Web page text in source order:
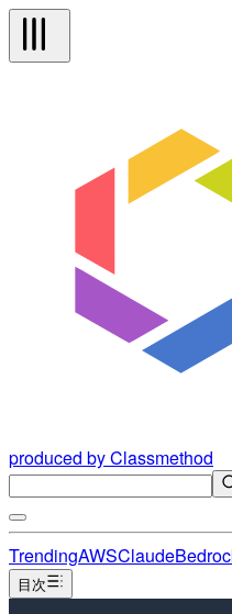
produced by Classmethod
TrendingAWSClaude
目次